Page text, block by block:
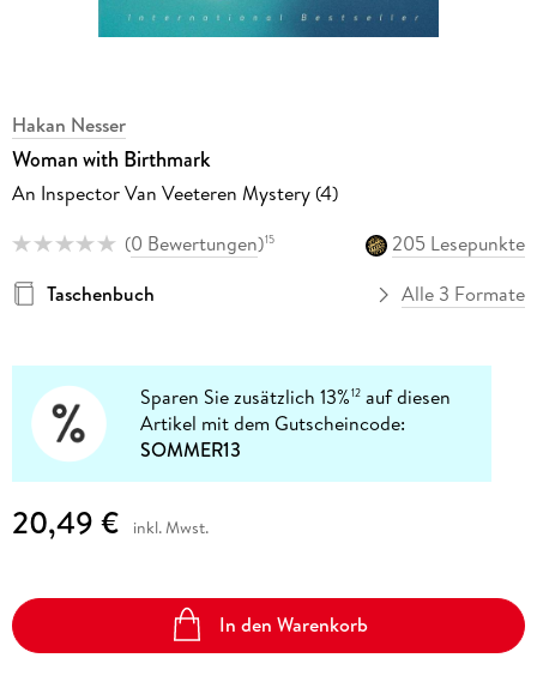
Hakan Nesser
Woman with Birthmark
An Inspector Van Veeteren Mystery (4)
(0 Bewertungen)15
205 Lesepunkte
Taschenbuch
Alle 3 Formate
Sparen Sie zusätzlich 13%12 auf diesen
Artikel mit dem Gutscheincode:
SOMMER13
20,49 € inkl. Mwst.
In den Warenkorb